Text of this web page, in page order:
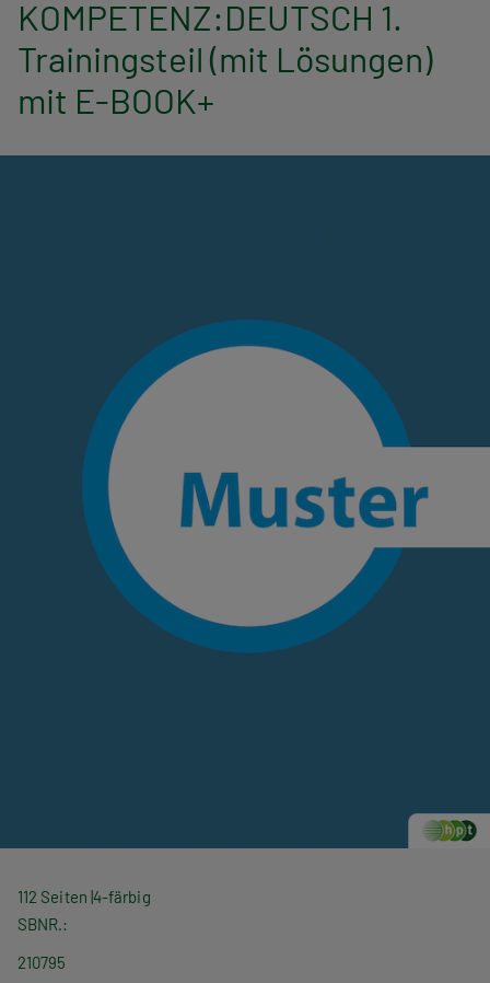
n
a
v
i
KOMPETENZ:DEUTSCH 1.
Trainingsteil (mit Lösungen)
mit E-BOOK+
112 Seiten 4-färbig
SBNR.
210795